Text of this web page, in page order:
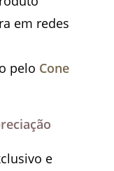
em redes
pelo Cone
e